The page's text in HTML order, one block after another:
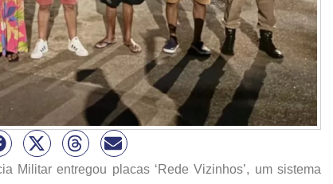
Militar entregou placas ‘Rede Vizinhos’, um sistema